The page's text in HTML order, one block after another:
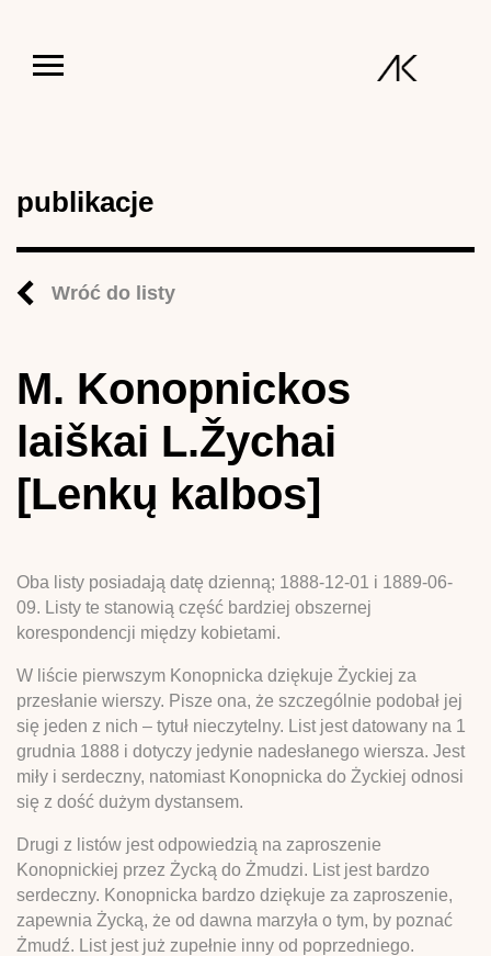
publikacje
Wróć do listy
M. Konopnickos
laiškai L.Žychai
[Lenkų kalbos]
Oba listy posiadają datę dzienną; 1888-12-01 i 1889-06-
09. Listy te stanowią część bardziej obszernej
korespondencji między kobietami.
W liście pierwszym Konopnicka dziękuje Życkiej za
przesłanie wierszy. Pisze ona, że szczególnie podobał jej
się jeden z nich – tytuł nieczytelny. List jest datowany na 1
grudnia 1888 i dotyczy jedynie nadesłanego wiersza. Jest
miły i serdeczny, natomiast Konopnicka do Życkiej odnosi
się z dość dużym dystansem.
Drugi z listów jest odpowiedzią na zaproszenie
Konopnickiej przez Życką do Żmudzi. List jest bardzo
serdeczny. Konopnicka bardzo dziękuje za zaproszenie,
zapewnia Życką, że od dawna marzyła o tym, by poznać
Żmudź. List jest już zupełnie inny od poprzedniego.